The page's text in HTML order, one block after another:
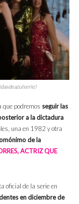
que podremos seguir las
a la dictadura
una en 1982 y otra
de la
ACTRIZ QUE
oficial de la serie en
en diciembre de